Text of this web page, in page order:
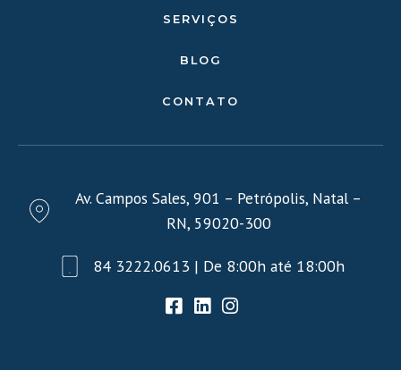
SERVIÇOS
BLOG
CONTATO
Av. Campos Sales, 901 – Petrópolis, Natal –
RN, 59020-300
84 3222.0613 | De 8:00h até 18:00h